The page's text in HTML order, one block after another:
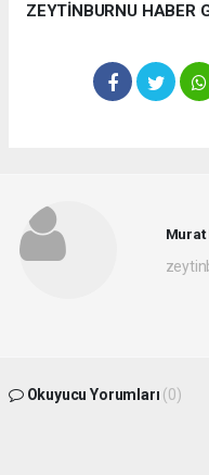
ZEYTİNBURNU HABER
Murat
Okuyucu Yorumları (0)